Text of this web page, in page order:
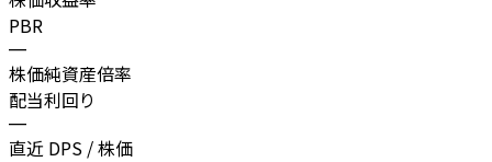
PBR
—
株価純資産倍率
配当利回り
—
直近 DPS / 株価